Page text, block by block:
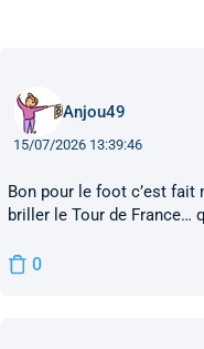
Anjou49
15/07/2026 13:39:46
Bon pour le foot c’est
briller le Tour de France…
0